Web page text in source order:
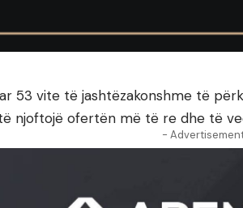
53 vite të jashtëzakonshme të
njoftojë ofertën më të re dhe të
-